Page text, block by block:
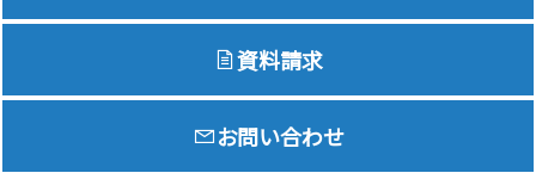
資料請求
お問い合わせ